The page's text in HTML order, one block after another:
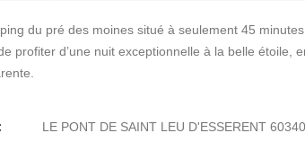
du pré des moines situé à seulement 45
profiter d’une nuit exceptionnelle à la belle étoile,
LE PONT DE SAINT LEU D'ESSERENT